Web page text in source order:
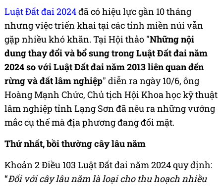
Luật Đất đai 2024đã có hiệu lực gần 10 tháng
nhưng việc triển khai tại các tỉnh miền núi vẫn
gặp nhiều khó khăn. Tại Hội thảo "Những nội
dung thay đổi và bổ sung trong Luật Đất đai năm
2024 so với Luật Đất đai năm 2013 liên quan đến
rừng và đất lâm nghiệp" diễn ra ngày 10/6, ông
Hoàng Mạnh Chức, Chủ tịch Hội Khoa học kỹ thuật
lâm nghiệp tỉnh Lạng Sơn đã nêu ra những vướng
mắc cụ thể mà địa phương đang đối mặt.
Thứ nhất, bồi thường cây lâu năm
Khoản 2 Điều 103 Luật Đất đai năm 2024 quy định:
“Đối với cây lâu năm là loại cho thu hoạch nhiều